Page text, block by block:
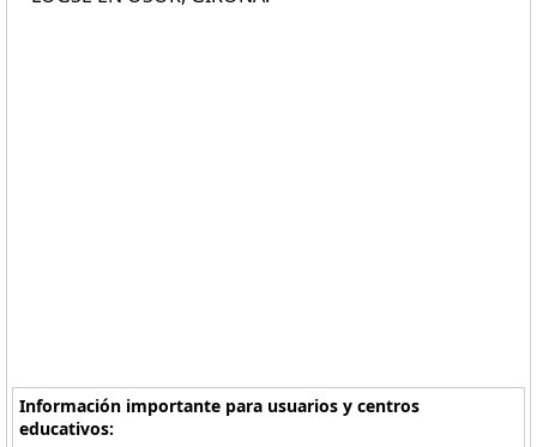
Información importante para usuarios y centros
educativos: